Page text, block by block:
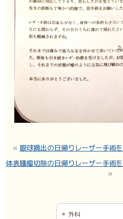
« 眼球摘出の日帰りレーザー手術
体表腫瘤切除の日帰りレーザー手術
»
外科